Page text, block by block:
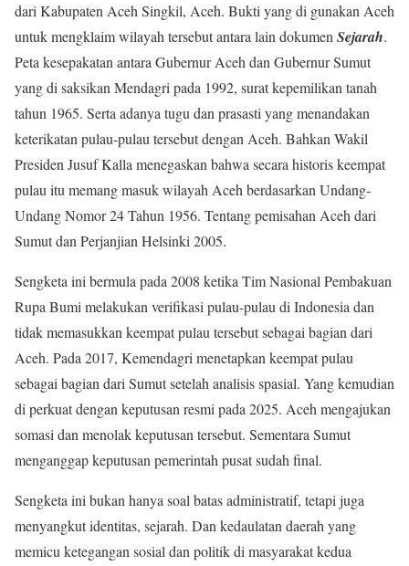
dari Kabupaten Aceh Singkil, Aceh. Bukti yang di gunakan Aceh
untuk mengklaim wilayah tersebut antara lain dokumen Sejarah.
Peta kesepakatan antara Gubernur Aceh dan Gubernur Sumut
yang di saksikan Mendagri pada 1992, surat kepemilikan tanah
tahun 1965. Serta adanya tugu dan prasasti yang menandakan
keterikatan pulau-pulau tersebut dengan Aceh. Bahkan Wakil
Presiden Jusuf Kalla menegaskan bahwa secara historis keempat
pulau itu memang masuk wilayah Aceh berdasarkan Undang-
Undang Nomor 24 Tahun 1956. Tentang pemisahan Aceh dari
Sumut dan Perjanjian Helsinki 2005.
Sengketa ini bermula pada 2008 ketika Tim Nasional Pembakuan
Rupa Bumi melakukan verifikasi pulau-pulau di Indonesia dan
tidak memasukkan keempat pulau tersebut sebagai bagian dari
Aceh. Pada 2017, Kemendagri menetapkan keempat pulau
sebagai bagian dari Sumut setelah analisis spasial. Yang kemudian
di perkuat dengan keputusan resmi pada 2025. Aceh mengajukan
somasi dan menolak keputusan tersebut. Sementara Sumut
menganggap keputusan pemerintah pusat sudah final.
Sengketa ini bukan hanya soal batas administratif, tetapi juga
menyangkut identitas, sejarah. Dan kedaulatan daerah yang
memicu ketegangan sosial dan politik di masyarakat kedua